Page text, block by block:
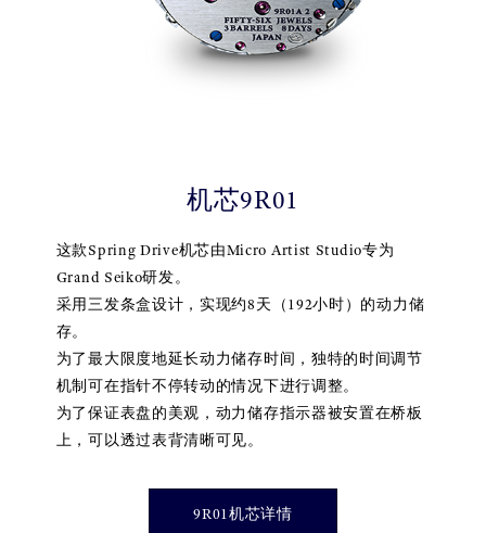
机芯9R01
这款Spring Drive机芯由Micro Artist Studio专为
Grand Seiko研发。
采用三发条盒设计，实现约8天（192小时）的动力储
存。
为了最大限度地延长动力储存时间，独特的时间调节
机制可在指针不停转动的情况下进行调整。
为了保证表盘的美观，动力储存指示器被安置在桥板
上，可以透过表背清晰可见。
9R01机芯详情